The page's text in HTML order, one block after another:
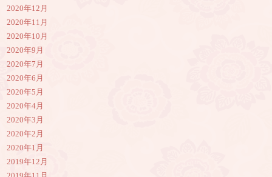
2020年12月
2020年11月
2020年10月
2020年9月
2020年7月
2020年6月
2020年5月
2020年4月
2020年3月
2020年2月
2020年1月
2019年12月